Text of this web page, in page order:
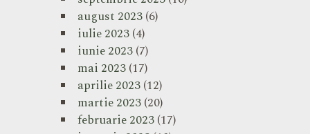
august 2023(6)
iulie 2023(4)
iunie 2023(7)
mai 2023(17)
aprilie 2023(12)
martie 2023(20)
februarie 2023(17)